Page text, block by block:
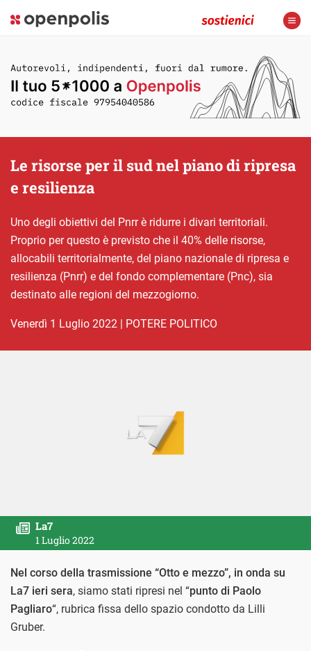
Le risorse per il sud nel piano di ripresa
e resilienza
Uno degli obiettivi del Pnrr è ridurre i divari territoriali.
Proprio per questo è previsto che il 40% delle risorse,
allocabili territorialmente, del piano nazionale di ripresa e
resilienza (Pnrr) e del fondo complementare (Pnc), sia
destinato alle regioni del mezzogiorno.
venerdì 1 Luglio 2022 | POTERE POLITICO
La7
1 Luglio 2022
Nel corso della trasmissione “Otto e mezzo”, in onda su
La7 ieri sera, siamo stati ripresi nel “punto di Paolo
Pagliaro“, rubrica fissa dello spazio condotto da Lilli
Gruber.